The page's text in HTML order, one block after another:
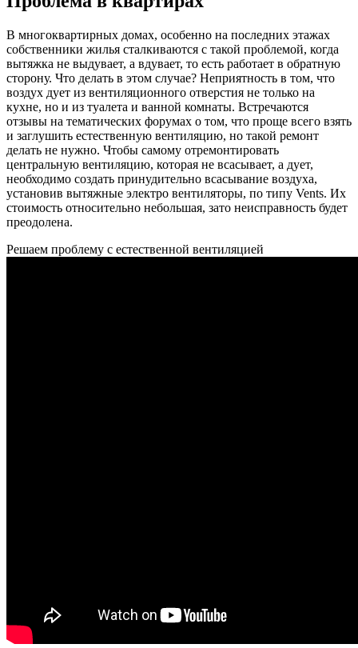
В многоквартирных домах, особенно на последних этажах
собственники жилья сталкиваются с такой проблемой, когда
вытяжка не выдувает, а вдувает, то есть работает в обратную
сторону. Что делать в этом случае? Неприятность в том, что
воздух дует из вентиляционного отверстия не только на
кухне, но и из туалета и ванной комнаты. Встречаются
отзывы на тематических форумах о том, что проще всего взять
и заглушить естественную вентиляцию, но такой ремонт
делать не нужно. Чтобы самому отремонтировать
центральную вентиляцию, которая не всасывает, а дует,
необходимо создать принудительно всасывание воздуха,
установив вытяжные электро вентиляторы, по типу Vents. Их
стоимость относительно небольшая, зато неисправность будет
преодолена.
Решаем проблему с естественной вентиляцией